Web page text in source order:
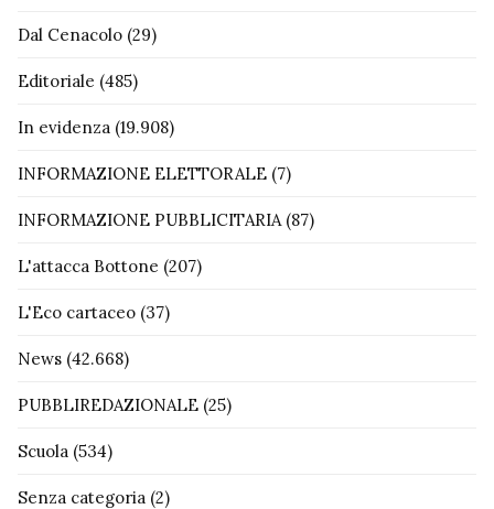
Dal Cenacolo (29)
Editoriale (485)
In evidenza (19.908)
INFORMAZIONE ELETTORALE (7)
INFORMAZIONE PUBBLICITARIA(87)
L'attacca Bottone (207)
L'Eco cartaceo (37)
News (42.668)
PUBBLIREDAZIONALE (25)
Scuola (534)
Senza categoria (2)